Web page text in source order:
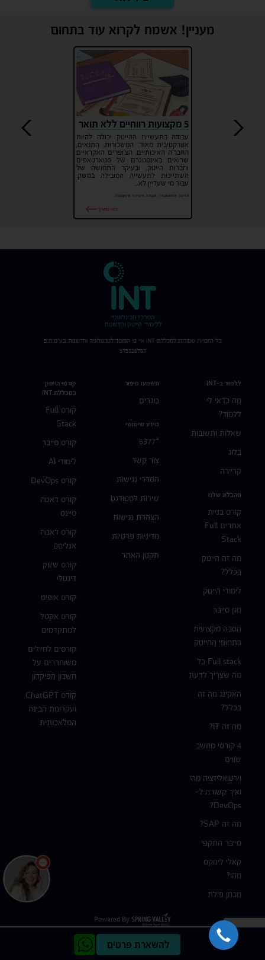
להשארת פרטים
מעניין! אשמח לקרוא עוד בתחום
5 מקצועות רווחיים ללא תואר
עבודה בתעשיית ההייטק יכולה להיות
אטרקטיבית מאוד: המשכורות, התנאים,
החבר'ה האיכותיים, הצ'ופרים האקראיים
שרואים באינסטגרם של סטארטאפים
וחברות הייטק, ובעיקר התחושה של
השתייכות לתעשייה המובילה במשק.
עבור מי שעדיין לא...
#הייטק #חיפושעבודה #עבודה #קריירה #ראיוןעבודה
בואו נמשיך
ללמוד ב-INT
מה כדאי לי
ללמוד?
שאלות ותשובות
בלוג
קריירה
מהבלוג שלנו
קורס בניית
אתרים Full
Stack
מה זה הייטק
בכלל?
לימודי הייטק
מגן סייבר
הסבה מקצועית
בתחומי ההייטק
Full stack כל
מה שצריך לדעת
האקינג מה זה
בכלל?
מה זה IT?
4 קורסי מחשב
שווים
וירטואליזציה מהי
ואיך קשורה ל-
DevOps?
מה זה SAP?
סייבר התקפי
קאלי לינוקס
מהו?
מבחן פילת
תשמעו סיפור
בוגרים
מידע שימושי
*6377
צור קשר
הסדרי נגישות
שירות לסטודנט
הצהרת נגישות
מדיניות פרטיות
תקנון האתר
קורסי הייטק
במכללת INT
קורס Full
Stack
קורס סייבר
לימודי AI
קורס DevOps
קורס דאטה
סיינס
קורס דאטה
אנליסט
קורס שיווק
דיגטלי
קורס אופיס
קורס אקסל
למתקדמים
קורסים לחיילים
משוחררים על
חשבון הפיקדון
קורס ChatGPT
ועקרונות הבינה
המלאכותית
כל הזכויות שמורות למכללת INT איי טי המוסד לטכנולוגיה וחדשנות בע"מ ח.פ
515326767
Powered By